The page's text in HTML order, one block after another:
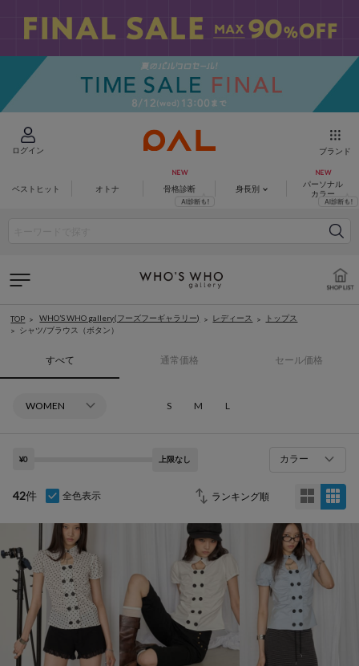
ログイン ブランド
ベストヒット オトナ 骨格診断 身長別
パーソナル
カラー
TOP WHO’S WHO gallery(フーズフーギャラリー) レディース
トップス
シャツ/ブラウス（ボタン）
すべて 通常価格 セール価格
S M L
¥0 上限なし カラー
42件 全色表示